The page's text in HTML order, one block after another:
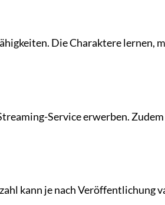
Die Charaktere lernen,
Service erwerben.
kann je nach Veröffentlichung